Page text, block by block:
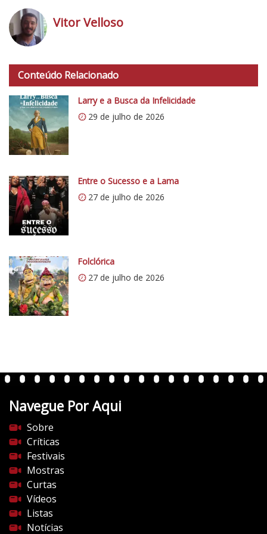
t
p
s
:
/
/
0
.
w
p
.
c
o
m
/
v
n
e
s
d
o
c
i
n
e
m
Vitor Velloso
Conteúdo Relacionado
Larry e a Busca da Infelicidade
29 de julho de 2026
Entre o Sucesso e a Lama
27 de julho de 2026
Folclórica
27 de julho de 2026
Navegue Por Aqui
Sobre
Críticas
Festivais
Mostras
Curtas
Vídeos
Listas
Notícias